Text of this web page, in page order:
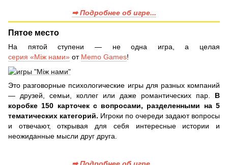
➡ Подробнее об игре...
Пятое место
На пятой ступени — не одна игра, а целая
серия «Між нами» от Memo Games!
Это разговорные психологические игры для разных компаний
— друзей, семьи, коллег или даже романтических пар. В
коробке 150 карточек с вопросами, разделенными на 5
тематических категорий. Игроки по очереди задают вопросы
и отвечают, открывая для себя интересные истории и
неожиданные мысли друг друга.
➡ Подробнее об игре...